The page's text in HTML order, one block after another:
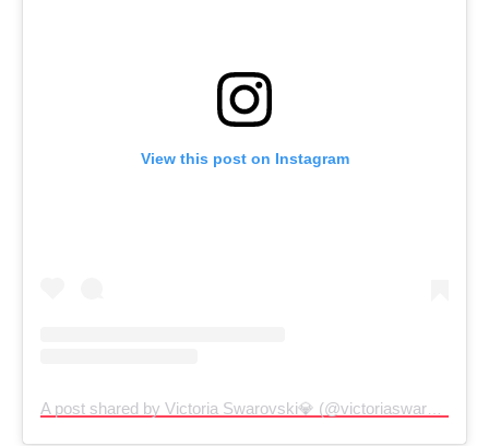
View this post on Instagram